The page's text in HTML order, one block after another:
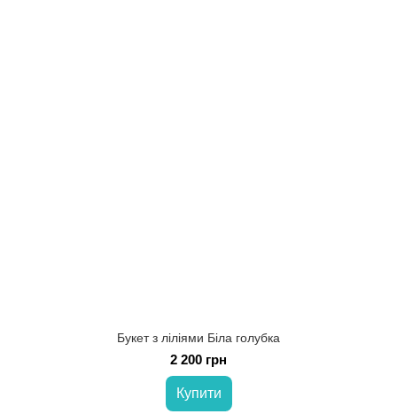
Букет з ліліями Біла голубка
2 200 грн
Купити